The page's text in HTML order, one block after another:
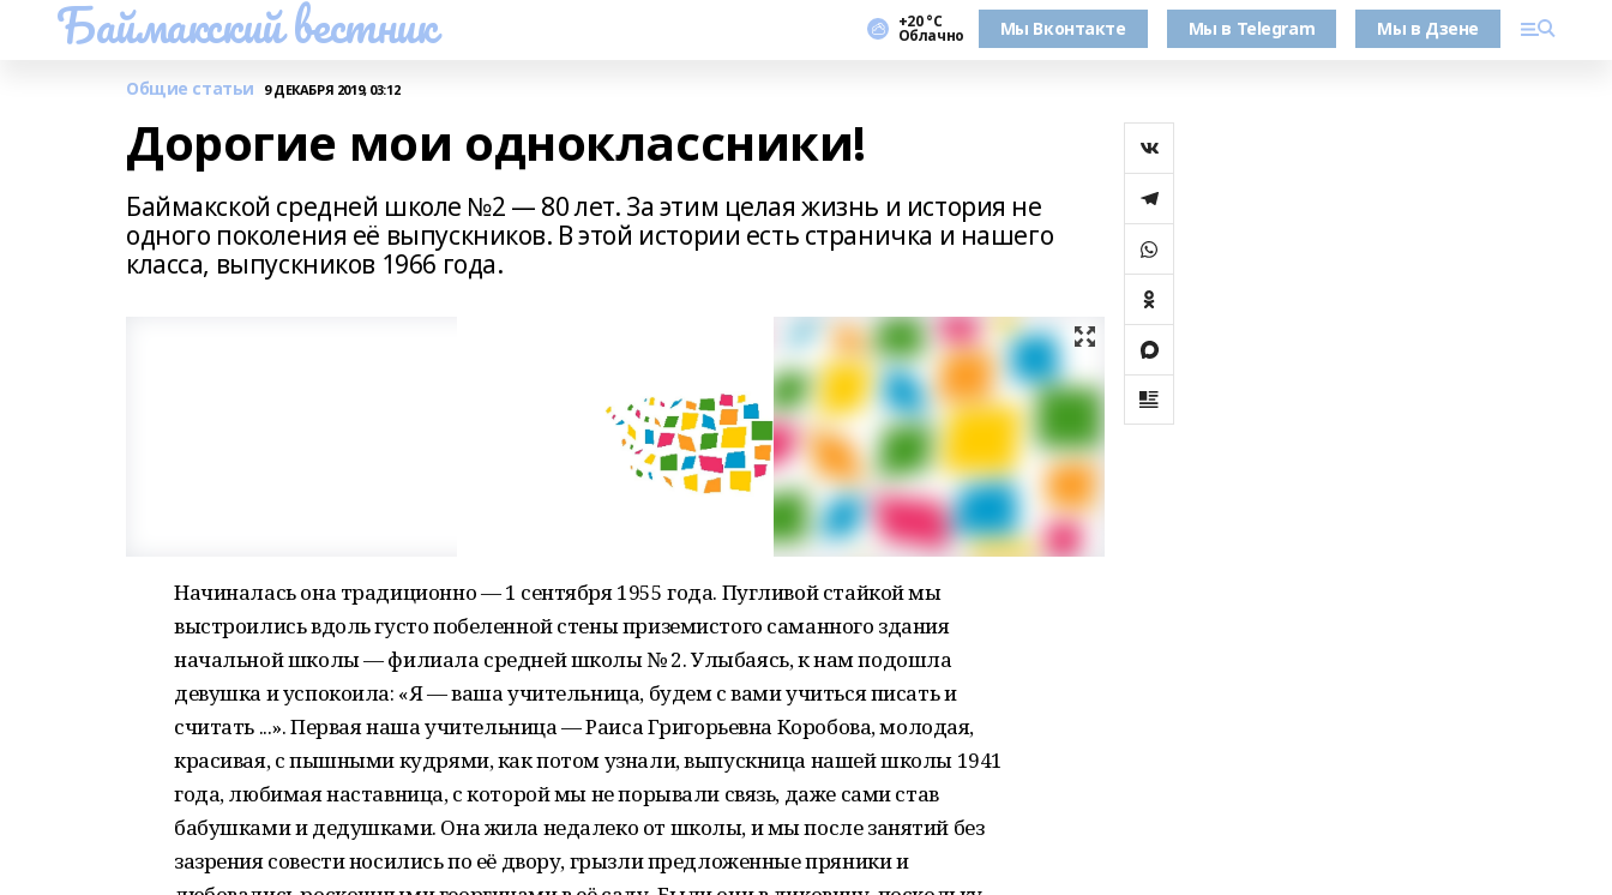
Баймакский вестник +20 °С
Облачно Мы Вконтакте Мы в Telegram Мы в Дзене
Общие статьи 9 ДЕКАБРЯ 2019, 03:12
Дорогие мои одноклассники!
Баймакской средней школе №2 — 80 лет. За этим целая жизнь и история не
одного поколения её выпускников. В этой истории есть страничка и нашего
класса, выпускников 1966 года.
Начиналась она традиционно — 1 сентября 1955 года. Пугливой стайкой мы
выстроились вдоль густо побеленной стены приземистого саманного здания
начальной школы — филиала средней школы № 2. Улыбаясь, к нам подошла
девушка и успокоила: «Я — ваша учительница, будем с вами учиться писать и
считать ...». Первая наша учительница — Раиса Григорьевна Коробова, молодая,
красивая, с пышными кудрями, как потом узнали, выпускница нашей школы 1941
года, любимая наставница, с которой мы не порывали связь, даже сами став
бабушками и дедушками. Она жила недалеко от школы, и мы после занятий без
зазрения совести носились по её двору, грызли предложенные пряники и